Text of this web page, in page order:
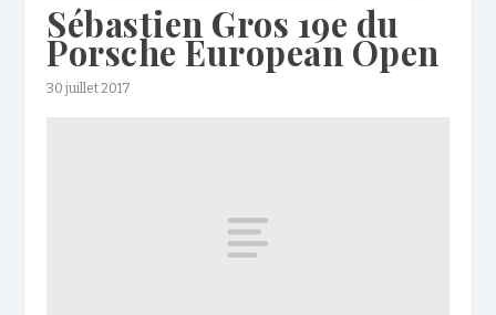
Sébastien Gros 19e du
Porsche European Open
30 juillet 2017